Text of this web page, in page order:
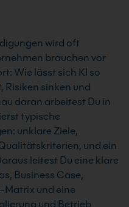
wird oft
brauchen vor
Wie lässt sich KI so
Risiken sinken und
daran arbeitest Du in
typische
unklare Ziele,
und ein
leitest Du eine klare
Business Case,
Matrix und eine
und Betrieb